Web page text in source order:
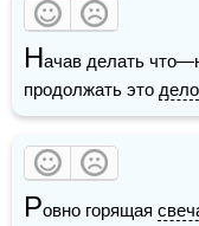
Начав делать
продолжать это дело
Ровно горящая